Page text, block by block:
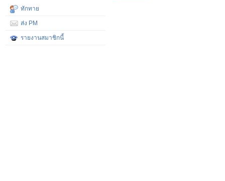
ทักทาย
ส่ง PM
รายงานสมาชิกนี้